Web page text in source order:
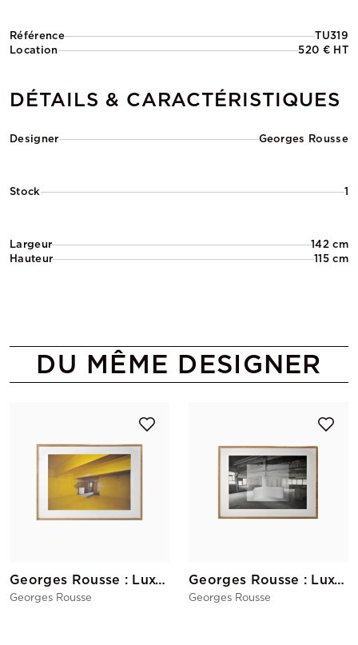
Référence
TU319
Location
520 € HT
DÉTAILS & CARACTÉRISTIQUES
Designer Georges Rousse
Stock 1
Largeur
142 cm
Hauteur
115 cm
DU MÊME DESIGNER
Georges Rousse : Luxembourg (jaune)
Georges Rousse
Georges Rousse : Luxembourg (blanc)
Georges Rousse